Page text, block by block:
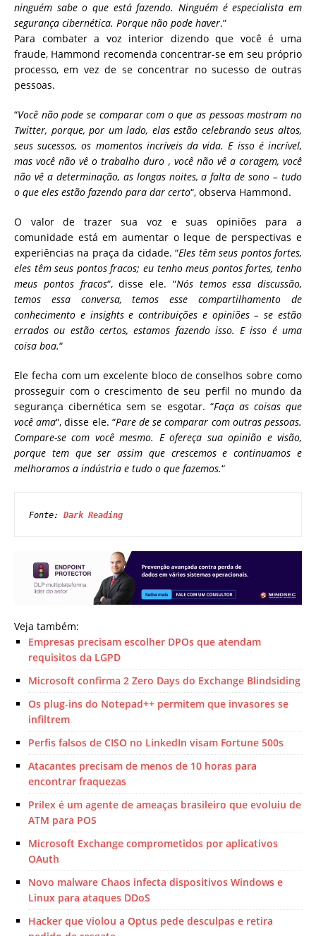
ninguém sabe o que está fazendo. Ninguém é especialista em
segurança cibernética. Porque não pode haver.”
Para combater a voz interior dizendo que você é uma
fraude, Hammond recomenda concentrar-se em seu próprio
processo, em vez de se concentrar no sucesso de outras
pessoas.
“Você não pode se comparar com o que as pessoas mostram no
Twitter, porque, por um lado, elas estão celebrando seus altos,
seus sucessos, os momentos incríveis da vida. E isso é incrível,
mas você não vê o trabalho duro , você não vê a coragem, você
não vê a determinação, as longas noites, a falta de sono – tudo
o que eles estão fazendo para dar certo“, observa Hammond.
O valor de trazer sua voz e suas opiniões para a
comunidade está em aumentar o leque de perspectivas e
experiências na praça da cidade. “Eles têm seus pontos fortes,
eles têm seus pontos fracos; eu tenho meus pontos fortes, tenho
meus pontos fracos“, disse ele. “Nós temos essa discussão,
temos essa conversa, temos esse compartilhamento de
conhecimento e insights e contribuições e opiniões – se estão
errados ou estão certos, estamos fazendo isso. E isso é uma
coisa boa.“
Ele fecha com um excelente bloco de conselhos sobre como
prosseguir com o crescimento de seu perfil no mundo da
segurança cibernética sem se esgotar. “Faça as coisas que
você ama“, disse ele. “Pare de se comparar com outras pessoas.
Compare-se com você mesmo. E ofereça sua opinião e visão,
porque tem que ser assim que crescemos e continuamos e
melhoramos a indústria e tudo o que fazemos.“
Fonte: Dark Reading
Veja também:
Empresas precisam escolher DPOs que atendam
requisitos da LGPD
Microsoft confirma 2 Zero Days do Exchange Blindsiding
Os plug-ins do Notepad++ permitem que invasores se
infiltrem
Perfis falsos de CISO no LinkedIn visam Fortune 500s
Atacantes precisam de menos de 10 horas para
encontrar fraquezas
Prilex é um agente de ameaças brasileiro que evoluiu de
ATM para POS
Microsoft Exchange comprometidos por aplicativos
OAuth
Novo malware Chaos infecta dispositivos Windows e
Linux para ataques DDoS
Hacker que violou a Optus pede desculpas e retira